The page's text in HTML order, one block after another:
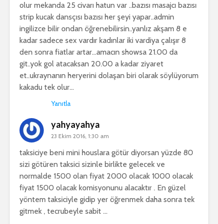
olur mekanda 25 civarı hatun var ..bazısı masajcı bazısı
strip kucak dansçısı bazısı her şeyi yapar..admin
ingilizce bilir ondan öğrenebilirsin..yanlız akşam 8 e
kadar sadece sex vardır kadınlar iki vardiya çalışır 8
den sonra fiatlar artar…amacın showsa 21.00 da
git..yok gol atacaksan 20.00 a kadar ziyaret
et..ukraynanın heryerini dolaşan biri olarak söylüyorum
kakadu tek olur…
Yanıtla
yahyayahya
23 Ekim 2016, 1:30 am
taksiciye beni mini houslara götür diyorsan yüzde 80
sizi götüren taksici sizinle birlikte gelecek ve
normalde 1500 olan fiyat 2000 olacak 1000 olacak
fiyat 1500 olacak komisyonunu alacaktır . En güzel
yöntem taksiciyle gidip yer öğrenmek daha sonra tek
gitmek , tecrubeyle sabit …